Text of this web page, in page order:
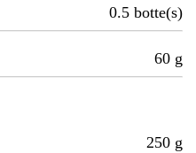
0.5 botte(s)
60 g
250 g